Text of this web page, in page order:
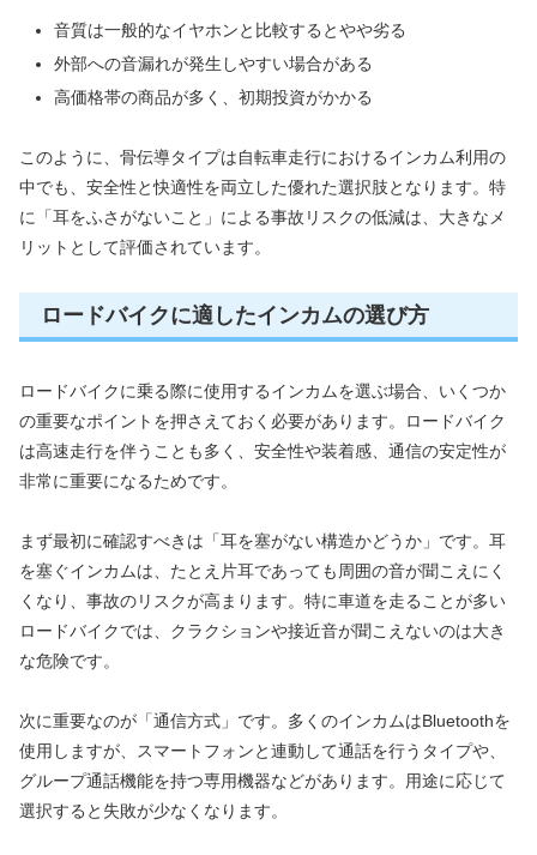
音質は一般的なイヤホンと比較するとやや劣る
外部への音漏れが発生しやすい場合がある
高価格帯の商品が多く、初期投資がかかる
このように、骨伝導タイプは自転車走行におけるインカム利用の
中でも、安全性と快適性を両立した優れた選択肢となります。特
に「耳をふさがないこと」による事故リスクの低減は、大きなメ
リットとして評価されています。
ロードバイクに適したインカムの選び方
ロードバイクに乗る際に使用するインカムを選ぶ場合、いくつか
の重要なポイントを押さえておく必要があります。ロードバイク
は高速走行を伴うことも多く、安全性や装着感、通信の安定性が
非常に重要になるためです。
まず最初に確認すべきは「耳を塞がない構造かどうか」です。耳
を塞ぐインカムは、たとえ片耳であっても周囲の音が聞こえにく
くなり、事故のリスクが高まります。特に車道を走ることが多い
ロードバイクでは、クラクションや接近音が聞こえないのは大き
な危険です。
次に重要なのが「通信方式」です。多くのインカムはBluetoothを
使用しますが、スマートフォンと連動して通話を行うタイプや、
グループ通話機能を持つ専用機器などがあります。用途に応じて
選択すると失敗が少なくなります。